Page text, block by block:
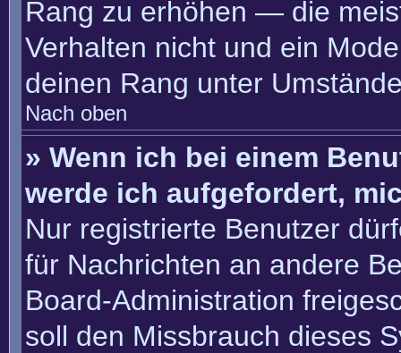
Rang zu erhöhen — die
Verhalten nicht und ein
deinen Rang unter
Nach oben
» Wenn ich bei einem
werde ich aufgefordert,
Nur registrierte Benutzer
für Nachrichten an andere
Board-Administration
soll den Missbrauch dieses